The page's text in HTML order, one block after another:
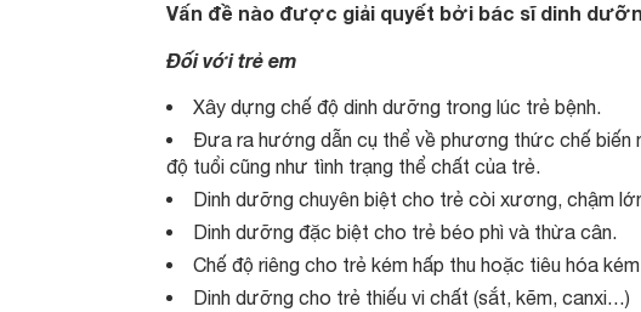
Vấn đề nào được giải quyết bởi bác sĩ dinh
Đối với trẻ em
Xây dựng chế độ dinh dưỡng trong lúc trẻ bệnh.
Đưa ra hướng dẫn cụ thể về phương thức chế biến
độ tuổi cũng như tình trạng thể chất của trẻ.
Dinh dưỡng chuyên biệt cho trẻ còi xương, chậm
Dinh dưỡng đặc biệt cho trẻ béo phì và thừa cân.
Chế độ riêng cho trẻ kém hấp thu hoặc tiêu hóa
Dinh dưỡng cho trẻ thiếu vi chất (sắt, kẽm, canxi…)